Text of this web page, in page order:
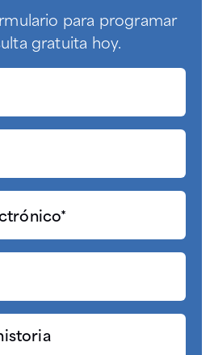
para programar
gratuita hoy.